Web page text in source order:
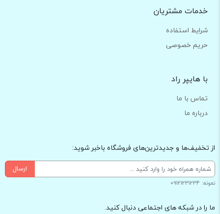
خدمات مشتریان
شرایط استفاده
حریم خصوصی
با هایپر راد
تماس با ما
درباره ما
از تخفیف‌ها و جدیدترین‌های فروشگاه باخبر شوید:
ارسال
نمونه: 09121231234
ما را در شبکه های اجتماعی دنبال کنید.